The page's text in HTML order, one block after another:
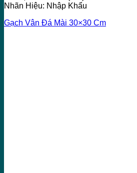
Nhãn Hiệu: Nhập Khẩu
Gạch Vân Đá Mài 30×30 Cm